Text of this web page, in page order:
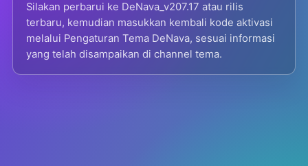
Silakan perbarui ke DeNava_v207.17 atau rilis
terbaru, kemudian masukkan kembali kode aktivasi
melalui Pengaturan Tema DeNava, sesuai informasi
yang telah disampaikan di channel tema.